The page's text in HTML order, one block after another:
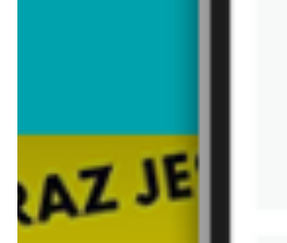
Trafiłeś na
Zobacz aktualne